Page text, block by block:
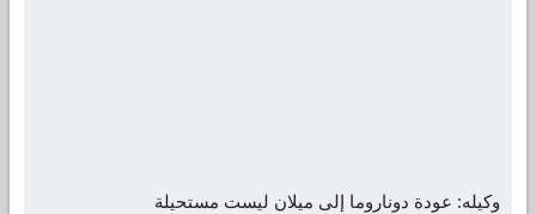
وكيله: عودة دوناروما إلى ميلان ليست مستحيلة